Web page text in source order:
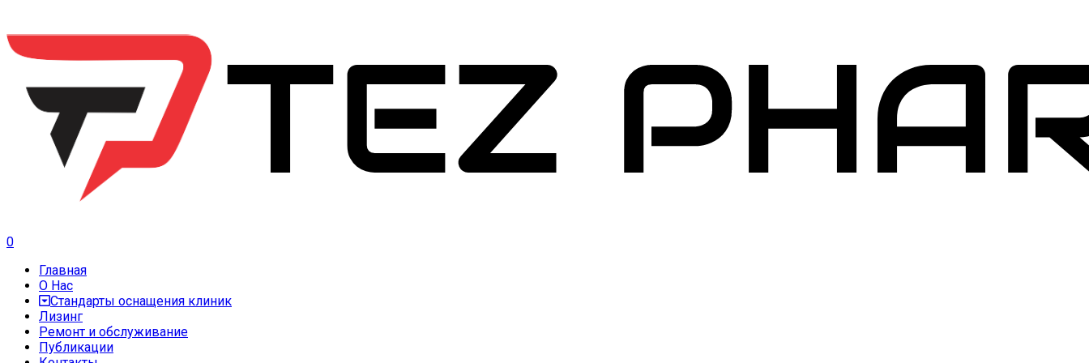
0
Главная
О Нас
Стандарты оснащения клиник
Лизинг
Ремонт и обслуживание
Публикации